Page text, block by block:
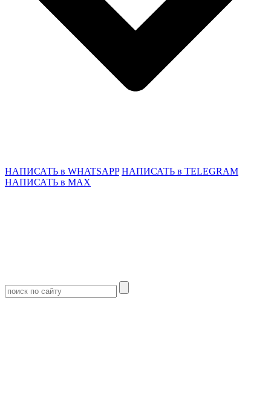
НАПИСАТЬ в WHATSAPP НАПИСАТЬ в TELEGRAM
НАПИСАТЬ в MAX